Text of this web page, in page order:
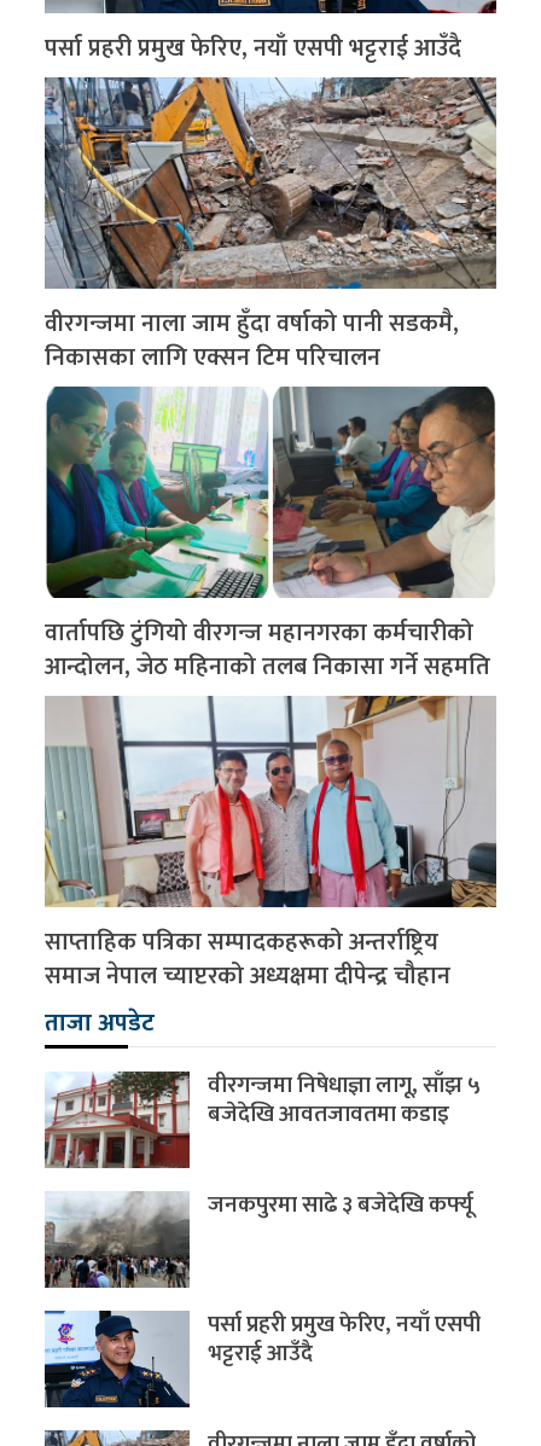
पर्सा प्रहरी प्रमुख फेरिए, नयाँ एसपी भट्टराई आउँदै
वीरगन्जमा नाला जाम हुँदा वर्षाको पानी सडकमै,
निकासका लागि एक्सन टिम परिचालन
वार्तापछि टुंगियो वीरगन्ज महानगरका कर्मचारीको
आन्दोलन, जेठ महिनाको तलब निकासा गर्ने सहमति
साप्ताहिक पत्रिका सम्पादकहरूको अन्तर्राष्ट्रिय
समाज नेपाल च्याप्टरको अध्यक्षमा दीपेन्द्र चौहान
ताजा अपडेट
वीरगन्जमा निषेधाज्ञा लागू, साँझ ५
बजेदेखि आवतजावतमा कडाइ
जनकपुरमा साढे ३ बजेदेखि कर्फ्यू
पर्सा प्रहरी प्रमुख फेरिए, नयाँ एसपी
भट्टराई आउँदै